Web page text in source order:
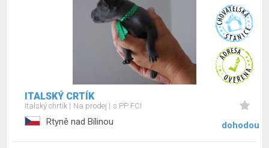
ITALSKÝ CRTÍK
Italský chrtík Na prodej s PP FCI
Rtyně nad Bílinou dohodou